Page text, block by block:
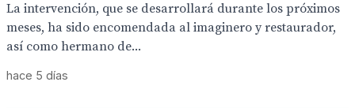
La intervención, que se desarrollará durante los próximos
meses, ha sido encomendada al imaginero y restaurador,
así como hermano de...
hace 5 días